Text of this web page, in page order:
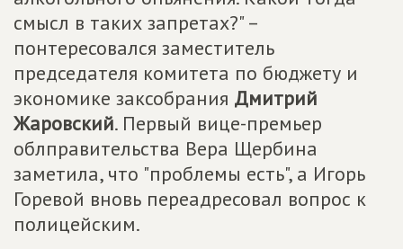
смысл в таких запретах?" –
понтересовался заместитель
председателя комитета по бюджету и
экономике заксобрания Дмитрий
Жаровский. Первый вице-премьер
облправительства Вера Щербина
заметила, что "проблемы есть", а Игорь
Горевой вновь переадресовал вопрос к
полицейским.